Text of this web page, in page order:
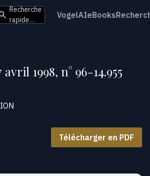
Recherche
rapide…
VogelAIeBooks
avril 1998, n° 96-14.955
Télécharger en PDF